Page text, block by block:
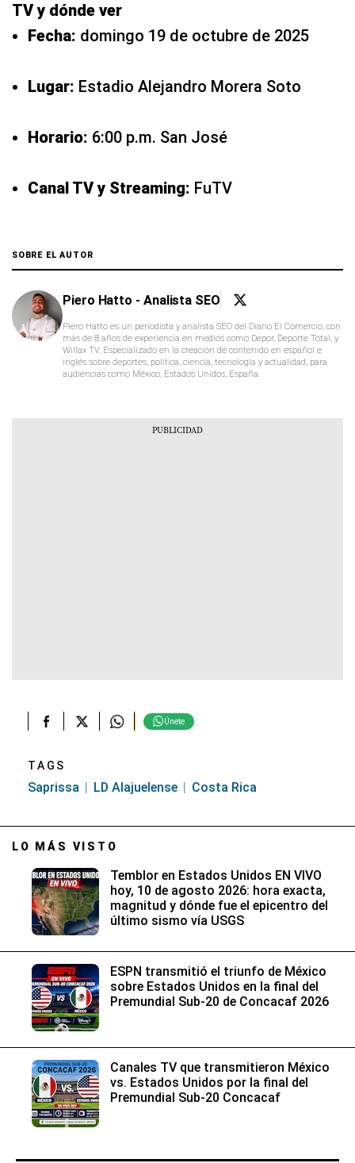
TV y dónde ver
Fecha: domingo 19 de octubre de 2025
Lugar: Estadio Alejandro Morera Soto
Horario: 6:00 p.m. San José
Canal TV y Streaming: FuTV
SOBRE EL AUTOR
Piero Hatto - Analista SEO
Piero Hatto es un periodista y analista SEO del Diario El Comercio, con
más de 8 años de experiencia en medios como Depor, Deporte Total, y
Willax TV. Especializado en la creación de contenido en español e
inglés sobre deportes, política, ciencia, tecnología y actualidad, para
audiencias como México, Estados Unidos, España.
Únete
TAGS
Saprissa LD Alajuelense Costa Rica
LO MÁS VISTO
Temblor en Estados Unidos EN VIVO
hoy, 10 de agosto 2026: hora exacta,
magnitud y dónde fue el epicentro del
último sismo vía USGS
ESPN transmitió el triunfo de México
sobre Estados Unidos en la final del
Premundial Sub-20 de Concacaf 2026
Canales TV que transmitieron México
vs. Estados Unidos por la final del
Premundial Sub-20 Concacaf